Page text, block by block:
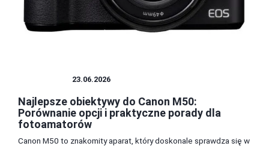
23.06.2026
Najlepsze obiektywy do Canon M50:
Porównanie opcji i praktyczne porady dla
fotoamatorów
Canon M50 to znakomity aparat, który doskonale sprawdza się w